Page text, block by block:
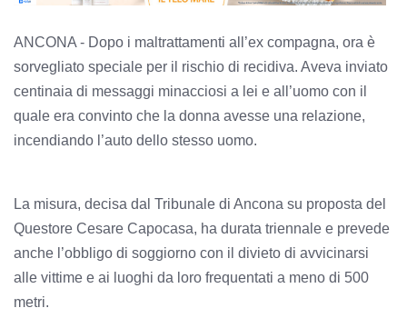
ANCONA - Dopo i maltrattamenti all’ex compagna, ora è
sorvegliato speciale per il rischio di recidiva. Aveva inviato
centinaia di messaggi minacciosi a lei e all’uomo con il
quale era convinto che la donna avesse una relazione,
incendiando l’auto dello stesso uomo.
La misura, decisa dal Tribunale di Ancona su proposta del
Questore Cesare Capocasa, ha durata triennale e prevede
anche l’obbligo di soggiorno con il divieto di avvicinarsi
alle vittime e ai luoghi da loro frequentati a meno di 500
metri.